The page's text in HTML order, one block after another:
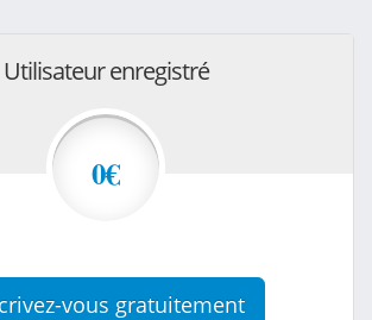
Utilisateur enregistré
0€
vous gratuitement